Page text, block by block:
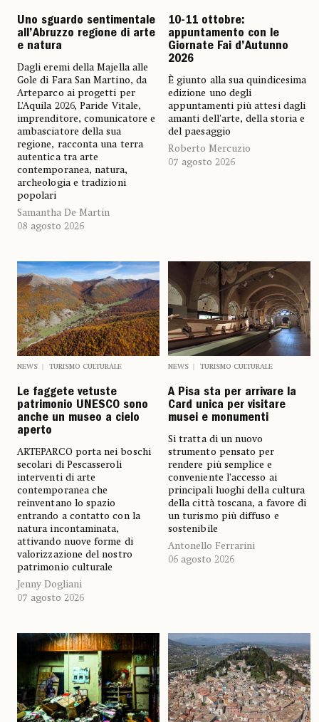
Uno sguardo sentimentale
all’Abruzzo regione di arte
e natura
Dagli eremi della Majella alle
Gole di Fara San Martino, da
Arteparco ai progetti per
L’Aquila 2026, Paride Vitale,
imprenditore, comunicatore e
ambasciatore della sua
regione, racconta una terra
autentica tra arte
contemporanea, natura,
archeologia e tradizioni
popolari
Samantha De Martin
08 agosto 2026
10-11 ottobre:
appuntamento con le
Giornate Fai d’Autunno
2026
È giunto alla sua quindicesima
edizione uno degli
appuntamenti più attesi dagli
amanti dell'arte, della storia e
del paesaggio
Roberto Mercuzio
07 agosto 2026
NEWS TURISMO CULTURALE
Le faggete vetuste
patrimonio UNESCO sono
anche un museo a cielo
aperto
ARTEPARCO porta nei boschi
secolari di Pescasseroli
interventi di arte
contemporanea che
reinventano lo spazio
entrando a contatto con la
natura incontaminata,
attivando nuove forme di
valorizzazione del nostro
patrimonio culturale
Jenny Dogliani
07 agosto 2026
NEWS TURISMO CULTURALE
A Pisa sta per arrivare la
Card unica per visitare
musei e monumenti
Si tratta di un nuovo
strumento pensato per
rendere più semplice e
conveniente l’accesso ai
principali luoghi della cultura
della città toscana, a favore di
un turismo più diffuso e
sostenibile
Antonello Ferrarini
06 agosto 2026